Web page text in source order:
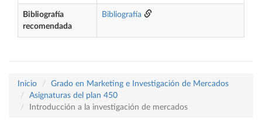
Bibliografía
recomendada
Bibliografía
Inicio
Grado en Marketing e Investigación de Mercados
Asignaturas del plan 450
Introducción a la investigación de mercados